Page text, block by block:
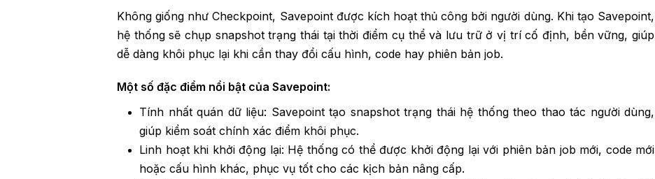
Không giống như Checkpoint, Savepoint được kích hoạt thủ công bởi người dùng. Khi tạo Savepoint,
hệ thống sẽ chụp snapshot trạng thái tại thời điểm cụ thể và lưu trữ ở vị trí cố định, bền vững, giúp
dễ dàng khôi phục lại khi cần thay đổi cấu hình, code hay phiên bản job.
Một số đặc điểm nổi bật của Savepoint:
Tính nhất quán dữ liệu: Savepoint tạo snapshot trạng thái hệ thống theo thao tác người dùng,
giúp kiểm soát chính xác điểm khôi phục.
Linh hoạt khi khởi động lại: Hệ thống có thể được khởi động lại với phiên bản job mới, code mới
hoặc cấu hình khác, phục vụ tốt cho các kịch bản nâng cấp.